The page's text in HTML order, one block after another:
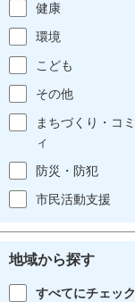
健康
環境
こども
その他
まちづくり・コ
ィ
防災・防犯
市民活動支援
地域から探す
すべてにチェック